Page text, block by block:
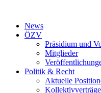
wechselnNews
ÖZV
Präsidium und
Mitglieder
Politik & Recht
Aktuelle
Kollektivverträge